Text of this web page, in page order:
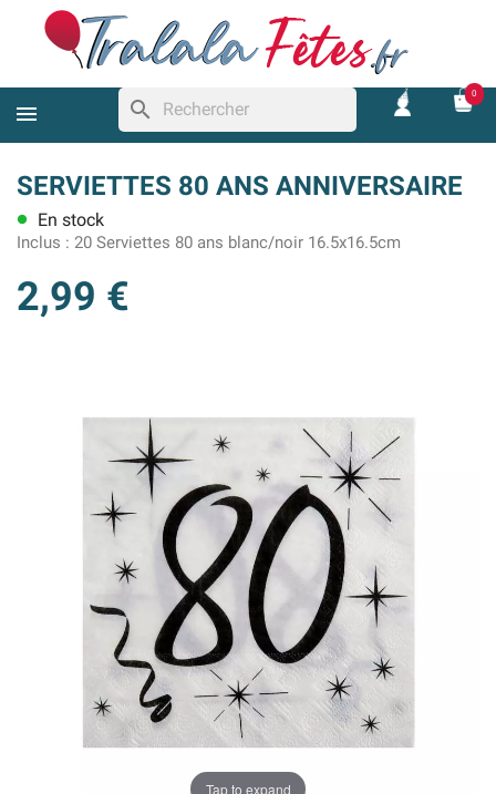
search
0
SERVIETTES 80 ANS ANNIVERSAIRE
lens En stock
Inclus : 20 Serviettes 80 ans blanc/noir 16.5x16.5cm
2,99 €
Tap to expand